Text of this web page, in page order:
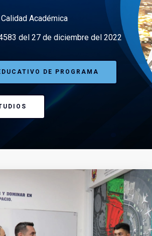
Académica
del 27 de diciembre del 2022
DE PROGRAMA